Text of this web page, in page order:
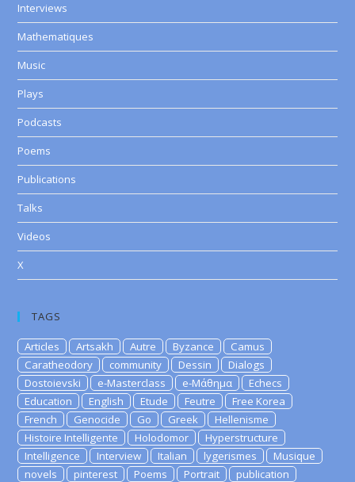
Interviews
Mathematiques
Music
Plays
Podcasts
Poems
Publications
Talks
Videos
X
TAGS
Articles Artsakh Autre Byzance
Camus
Caratheodory
community Dessin
Dialogs
Dostoievski
e-Masterclass e-Μάθημα
Echecs
Education
English Etude Feutre
Free Korea
French
Genocide Go Greek
Hellenisme
Histoire Intelligente
Holodomor
Hyperstructure
Intelligence
Interview Italian lygerismes
Musique
novels
pinterest Poems Portrait
publication